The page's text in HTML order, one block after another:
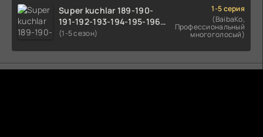
Super kuchlar 189-190-
191-192-193-194-195-196-
197-198-199-200 Qism
tarjima seryal
(1-5 сезон)
1-5 серия
(BaibaKo,
Профессиональный
многоголосый)